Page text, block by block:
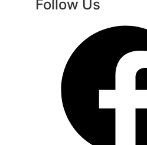
Follow Us